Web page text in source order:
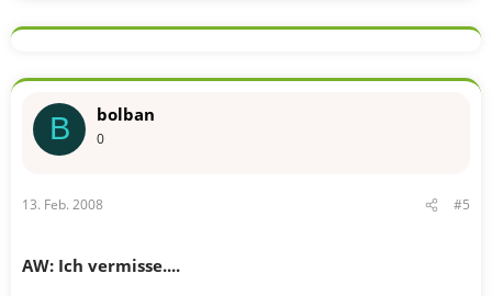
B bolban
0
13. Feb. 2008 #5
AW: Ich vermisse....